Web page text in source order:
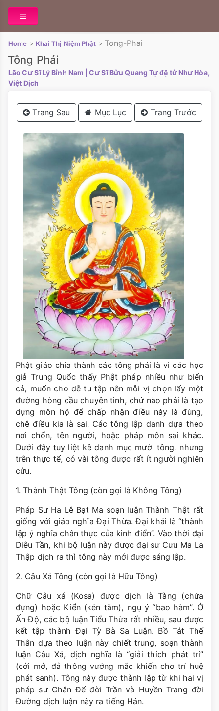
Home > Khai Thị Niệm Phật > Tong-Phai
Tông Phái
Lão Cư Sĩ Lý Bỉnh Nam
| Cư Sĩ Bửu Quang Tự đệ tử Như Hòa,
Việt Dịch
Trang Sau Mục Lục Trang Trước
Phật giáo chia thành các tông phái là vì các học
giả Trung Quốc thấy Phật pháp nhiều như biển
cả, muốn cho dễ tu tập nên mỗi vị chọn lấy một
đường hòng cầu chuyên tinh, chứ nào phải là tạo
dựng môn hộ để chấp nhận điều này là đúng,
chê điều kia là sai! Các tông lập danh dựa theo
nơi chốn, tên người, hoặc pháp môn sai khác.
Dưới đây tuy liệt kê danh mục mười tông, nhưng
trên thực tế, có vài tông được rất ít người nghiên
cứu.
1. Thành Thật Tông (còn gọi là Không Tông)
Pháp Sư Ha Lê Bạt Ma soạn luận Thành Thật rất
giống với giáo nghĩa Ðại Thừa. Ðại khái là “thành
lập ý nghĩa chân thực của kinh điển”. Vào thời đại
Diêu Tần, khi bộ luận này được đại sư Cưu Ma La
Thập dịch ra thì tông này mới được sáng lập.
2. Câu Xá Tông (còn gọi là Hữu Tông)
Chữ Câu xá (Kosa) được dịch là Tàng (chứa
đựng) hoặc Kiển (kén tằm), ngụ ý “bao hàm”. Ở
Ấn Ðộ, các bộ luận Tiểu Thừa rất nhiều, sau được
kết tập thành Ðại Tỳ Bà Sa Luận. Bồ Tát Thế
Thân dựa theo luận này chiết trung, soạn thành
luận Câu Xá, dịch nghĩa là “giải thích phát trí”
(cởi mở, đả thông vướng mắc khiến cho trí huệ
phát sanh). Tông này được thành lập từ khi hai vị
pháp sư Chân Ðế đời Trần và Huyền Trang đời
Ðường dịch luận này ra tiếng Hán.